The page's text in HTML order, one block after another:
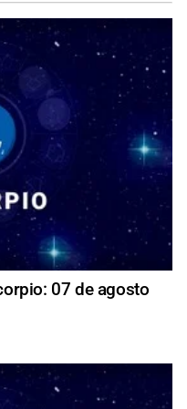
07 de agosto